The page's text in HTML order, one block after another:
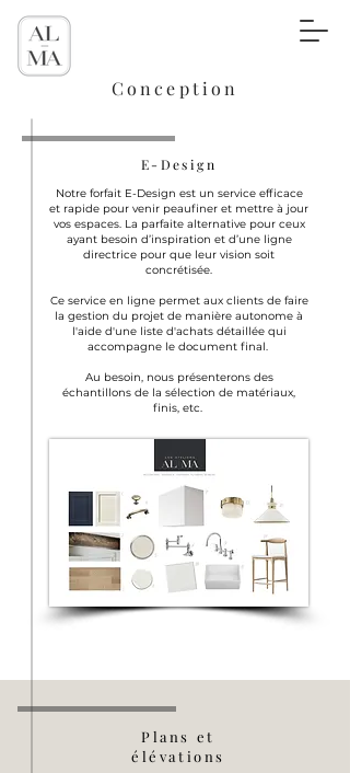
Conception
E-Design
Notre forfait E-Design est un service efficace
et rapide pour venir peaufiner et mettre à jour
vos espaces. La parfaite alternative pour ceux
ayant besoin d’inspiration et d’une ligne
directrice pour que leur vision soit
concrétisée.
Ce service en ligne permet aux clients de faire
la gestion du projet de manière autonome à
l'aide d'une liste d'achats détaillée qui
accompagne le document final.
Au besoin, nous présenterons des
échantillons de la sélection de matériaux,
finis, etc.
Plans et
élévations